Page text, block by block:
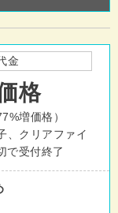
金
格
増価格）
、クリアファイ
で受付終了